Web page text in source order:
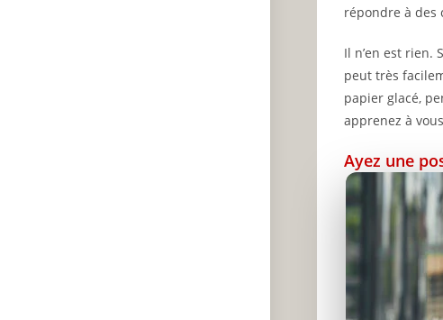
répondre à des
Il n’en est rien.
peut très
papier glacé,
apprenez à
Ayez une